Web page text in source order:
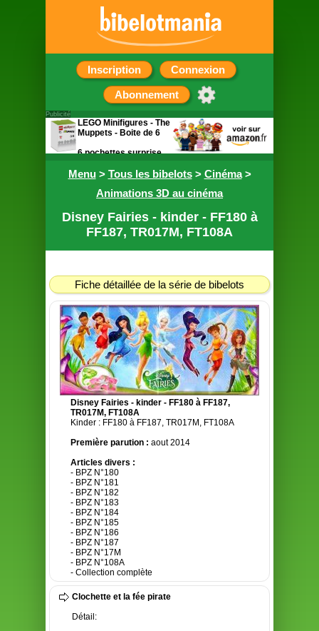
Inscription Connexion
Abonnement
Menu> Tous les bibelots> Cinéma>
Animations 3D au cinéma
Disney Fairies - kinder - FF180 à
FF187, TR017M, FT108A
Fiche détaillée de la série de bibelots
Disney Fairies - kinder - FF180 à FF187,
TR017M, FT108A
Kinder : FF180 à FF187, TR017M, FT108A
Première parution : aout 2014
Articles divers :
- BPZ N°180
- BPZ N°181
- BPZ N°182
- BPZ N°183
- BPZ N°184
- BPZ N°185
- BPZ N°186
- BPZ N°187
- BPZ N°17M
- BPZ N°108A
- Collection complète
Clochette et la fée pirate
Détail:
Publicité
LEGO Minifigures - The
Muppets - Boite de 6
6 pochettes surprise
une figurine